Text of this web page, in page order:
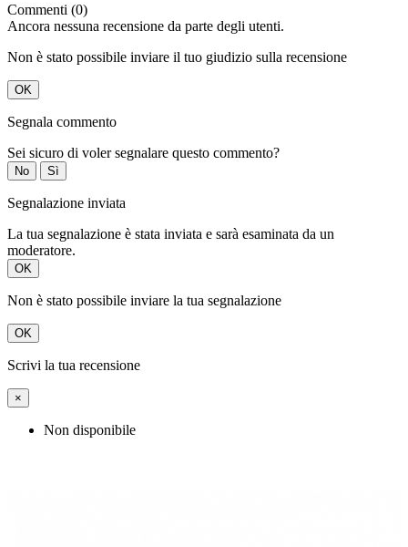
Commenti (0)
Ancora nessuna recensione da parte degli utenti.
Non è stato possibile inviare il tuo giudizio sulla recensione
OK
Segnala commento
Sei sicuro di voler segnalare questo commento?
No Sì
Segnalazione inviata
La tua segnalazione è stata inviata e sarà esaminata da un
moderatore.
OK
Non è stato possibile inviare la tua segnalazione
OK
Scrivi la tua recensione
×
Non disponibile